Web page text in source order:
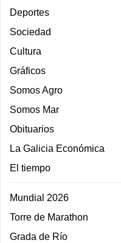
Deportes
Sociedad
Cultura
Gráficos
Somos Agro
Somos Mar
Obituarios
La Galicia Económica
El tiempo
Mundial 2026
Torre de Marathon
Grada de Río